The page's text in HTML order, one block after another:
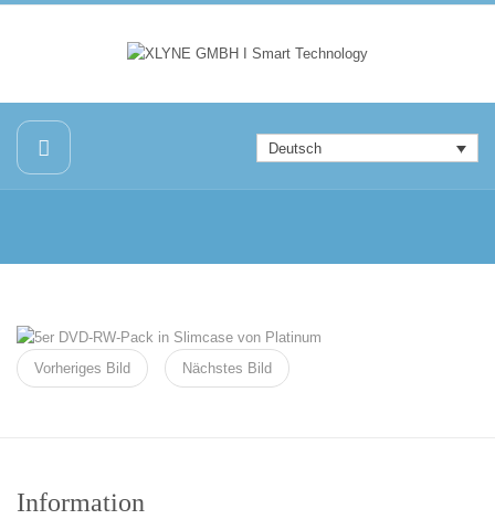
Deutsch
Vorheriges Bild Nächstes Bild
Information